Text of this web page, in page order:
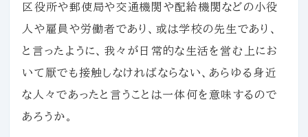
区役所や郵使局や交通機関や配給機関などの小役
人や雇員や労働者であり、或は学校の先生であり、
と言ったように、我々が日常的な生活を営む上にお
いて厭でも接触しなければならない、あらゆる身近
な人々であったと言うことは一体何を意味するので
あろうか。